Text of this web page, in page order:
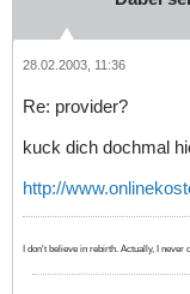
28.02.2003, 11:36
Re: provider?
kuck dich dochmal
http://
I don't believe in rebirth. Actually, I never